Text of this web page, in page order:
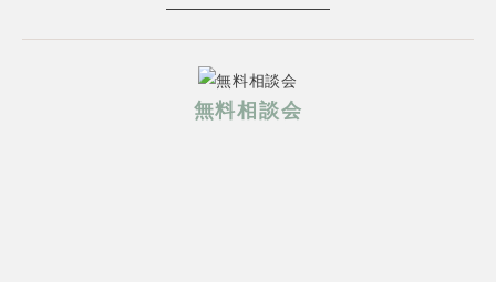
無料相談会